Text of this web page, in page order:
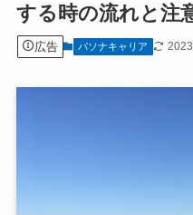
する時の流れと注
広告 パソナキャリア